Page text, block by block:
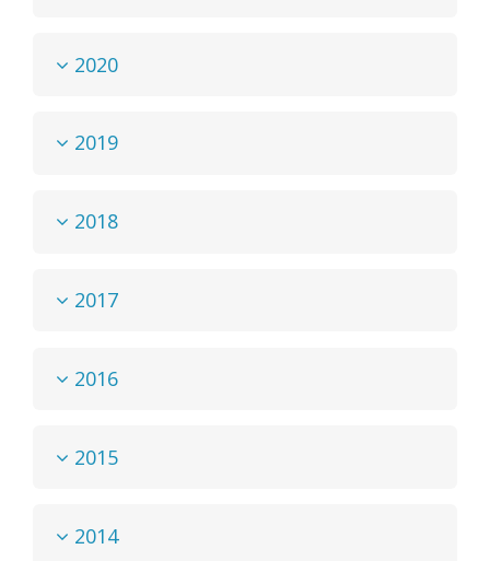
2020
2019
2018
2017
2016
2015
2014